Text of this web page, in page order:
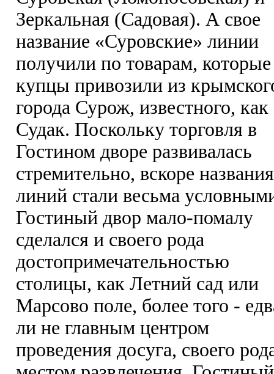
Зеркальная (Садовая). А свое
название «Суровские» линии
получили по товарам, которые
купцы привозили из
города Сурож, известного, как
Судак. Поскольку торговля в
Гостином дворе развивалась
стремительно, вскоре названия
линий стали весьма
Гостиный двор мало-помалу
сделался и своего рода
достопримечательностью
столицы, как Летний сад или
Марсово поле, более того -
ли не главным центром
проведения досуга, своего